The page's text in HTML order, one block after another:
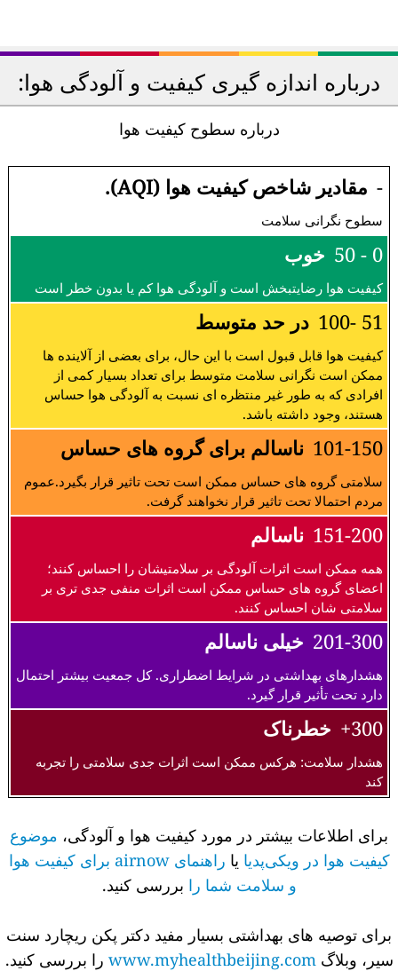
درباره اندازه گیری کیفیت و آلودگی هوا:
درباره سطوح کیفیت هوا
- مقادیر شاخص کیفیت هوا (AQI).
سطوح نگرانی سلامت
0 - 50 خوب
کیفیت هوا رضایتبخش است و آلودگی هوا کم یا بدون خطر است
51 -100 در حد متوسط
کیفیت هوا قابل قبول است با این حال، برای بعضی از آلاینده ها
ممکن است نگرانی سلامت متوسط برای تعداد بسیار کمی از
افرادی که به طور غیر منتظره ای نسبت به آلودگی هوا حساس
هستند، وجود داشته باشد.
101-150 ناسالم برای گروه های حساس
سلامتی گروه های حساس ممکن است تحت تاثیر قرار بگیرد.عموم
مردم احتمالا تحت تاثیر قرار نخواهند گرفت.
151-200 ناسالم
همه ممکن است اثرات آلودگی بر سلامتیشان را احساس کنند؛
اعضای گروه های حساس ممکن است اثرات منفی جدی تری بر
سلامتی شان احساس کنند.
201-300 خیلی ناسالم
هشدارهای بهداشتی در شرایط اضطراری. کل جمعیت بیشتر احتمال
دارد تحت تأثیر قرار گیرد.
300+ خطرناک
هشدار سلامت: هرکس ممکن است اثرات جدی سلامتی را تجربه
کند
برای اطلاعات بیشتر در مورد کیفیت هوا و آلودگی، موضوع
کیفیت هوا در ویکی‌پدیا یا
راهنمای airnow برای کیفیت هوا
و سلامت شما را بررسی کنید.
برای توصیه های بهداشتی بسیار مفید دکتر پکن ریچارد سنت
سیر، وبلاگwww.myhealthbeijing.com را بررسی کنید.